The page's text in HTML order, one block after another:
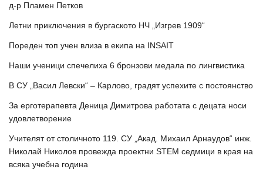
д-р Пламен Петков
Летни приключения в бургаското НЧ „Изгрев 1909“
Пореден топ учен влиза в екипа на INSAIT
Наши ученици спечелиха 6 бронзови медала по лингвистика
В СУ „Васил Левски“ – Карлово, градят успехите с постоянство
За ерготерапевта Деница Димитрова работата с децата носи
удовлетворение
Учителят от столичното 119. СУ „Акад. Михаил Арнаудов“ инж.
Николай Николов провежда проектни STEM седмици в края на
всяка учебна година